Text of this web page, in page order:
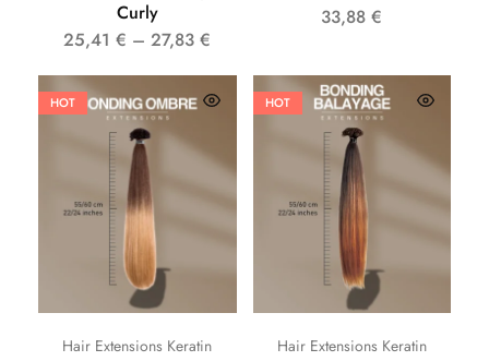
Curly
25,41€ –27,83€
33,88€
HOT
Hair Extensions Keratin
HOT
Hair Extensions Keratin